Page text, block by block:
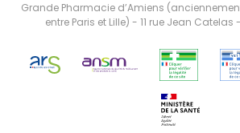
Grande Pharmacie d’Amiens
entre Paris et Lille) - 11 rue Jean